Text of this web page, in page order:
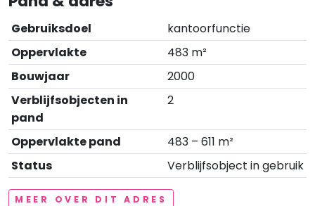
Gebruiksdoel
kantoorfunctie
Oppervlakte
483 m²
Bouwjaar
2000
Verblijfsobjecten in
pand
2
Oppervlakte pand
483 – 611 m²
Status
Verblijfsobject in gebruik
MEER OVER DIT ADRES